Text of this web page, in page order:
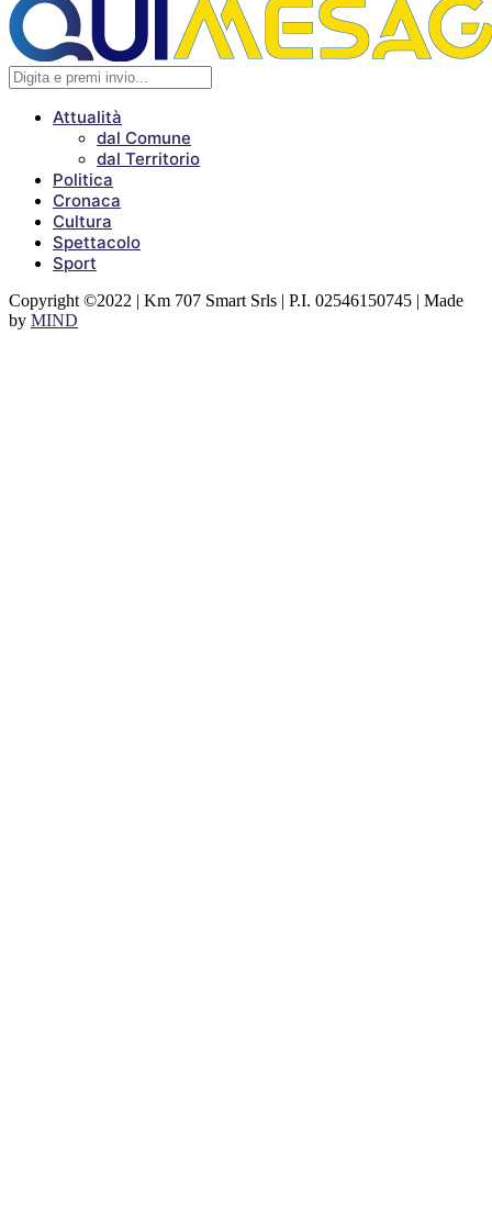
Attualità
dal Comune
dal Territorio
Politica
Cronaca
Cultura
Spettacolo
Sport
Copyright ©2022 | Km 707 Smart Srls | P.I. 02546150745 | Made
by MIND